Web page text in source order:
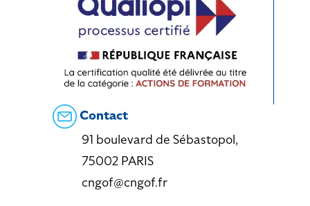
Contact
91 boulevard de Sébastopol,
75002 PARIS
cngof@cngof.fr